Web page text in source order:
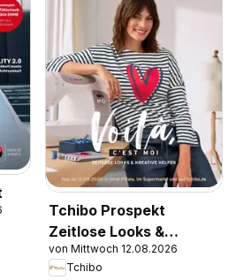
Tchibo Prospekt
Zeitlose Looks &
Kreative Helfer
von Mittwoch 12.08.2026
Tchibo